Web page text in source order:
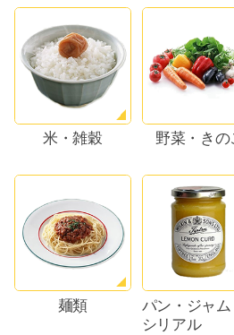
米・雑穀 野菜・きの
麺類
パン・ジャム
シリアル